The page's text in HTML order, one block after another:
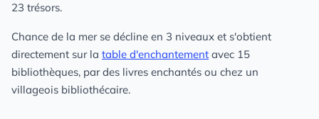
23 trésors.
Chance de la mer se décline en 3 niveaux et s'obtient
directement sur la table d'enchantement avec 15
bibliothèques, par des livres enchantés ou chez un
villageois bibliothécaire.